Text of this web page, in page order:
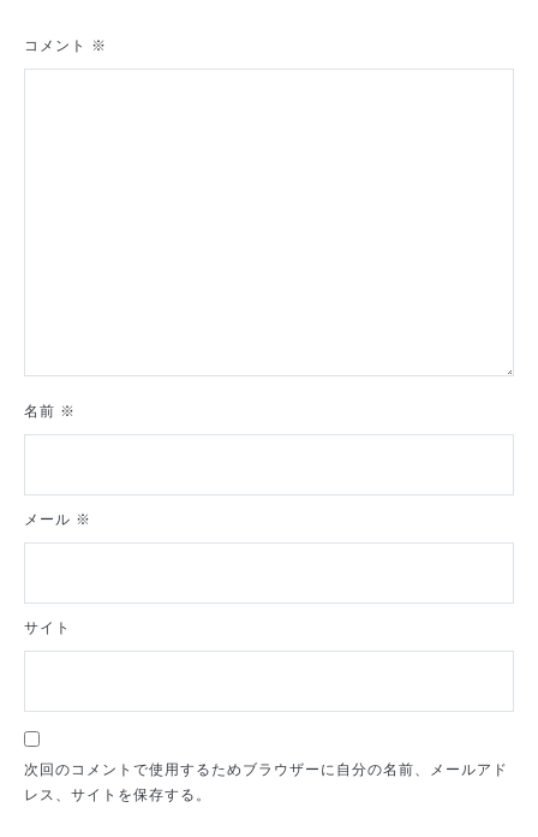
シ
コメント ※
名前 ※
メール ※
サイト
次回のコメントで使用するためブラウザーに自分の名前、メールアド
レス、サイトを保存する。